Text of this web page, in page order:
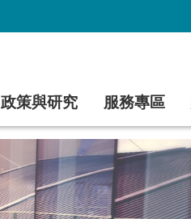
政策與研究 服務專區